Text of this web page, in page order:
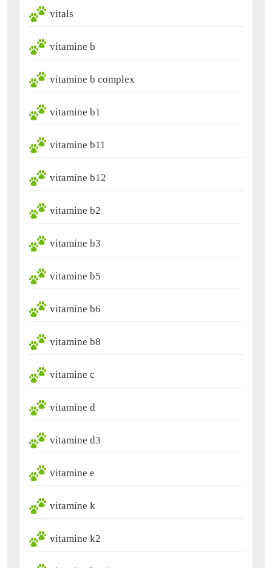
vitals
vitamine b
vitamine b complex
vitamine b1
vitamine b11
vitamine b12
vitamine b2
vitamine b3
vitamine b5
vitamine b6
vitamine b8
vitamine c
vitamine d
vitamine d3
vitamine e
vitamine k
vitamine k2